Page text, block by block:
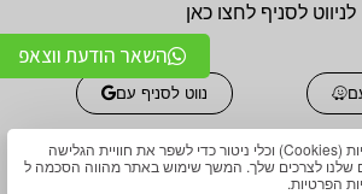
אנו עושים שימוש בעוגיות (Cookies) וכלי ניטור כדי לשפר את חוויית הגלישה
שלנו לצרכים שלך. המשך שימוש באתר מהווה הסכמה ל
הפרטיות.
לניווט לסניף לחצו כאן
נווט לסניף עם
השאר הודעת ווצאפ